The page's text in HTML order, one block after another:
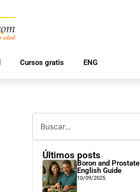
Cursos gratis ENG
Últimos posts
Boron and
English Guide
10/09/2025